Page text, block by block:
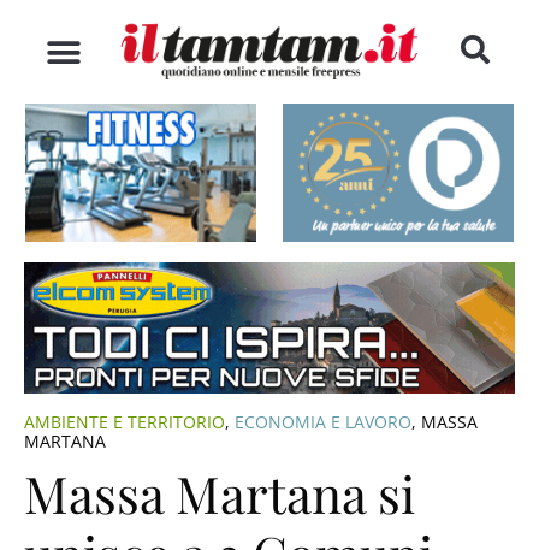
AMBIENTE E TERRITORIO, ECONOMIA E LAVORO, MASSA
MARTANA
Massa Martana si